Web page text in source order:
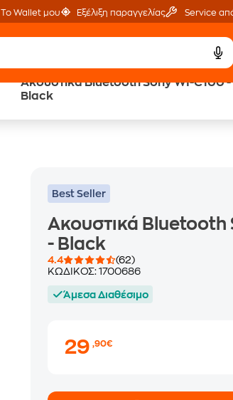
Το Wallet μου Εξέλιξη παραγγελίας Service
Ακουστικά Bluetooth Sony WI-C100 -
Black
BoxNow
Best Seller
Ακουστικά Bluetooth
- Black
4.4
(62)
ΚΩΔΙΚΟΣ:1700686
Άμεσα Διαθέσιμο
29,90€